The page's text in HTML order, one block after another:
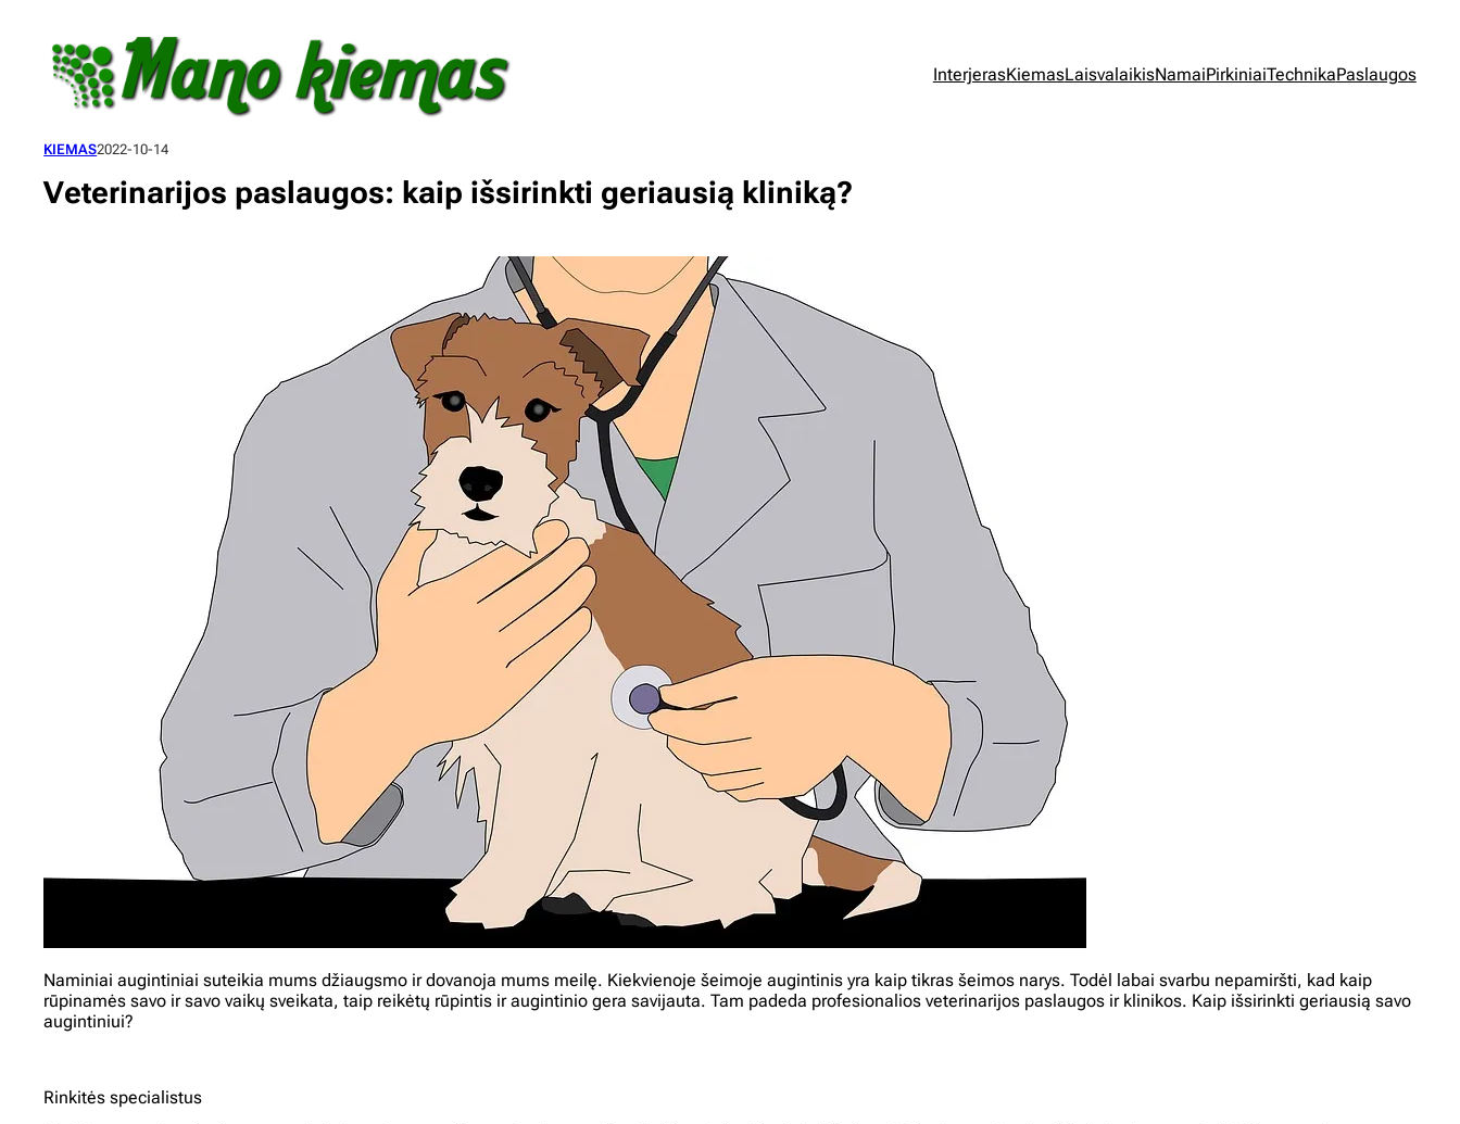
turinio
InterjerasKiemasLaisvalaikisNamaiPirkiniaiTechnikaPaslaugos
KIEMAS2022-10-14
Veterinarijos paslaugos: kaip išsirinkti geriausią kliniką?
Naminiai augintiniai suteikia mums džiaugsmo ir dovanoja mums meilę. Kiekvienoje šeimoje augintinis yra kaip tikras šeimos narys. Todėl labai svarbu nepamiršti, kad kaip
rūpinamės savo ir savo vaikų sveikata, taip reikėtų rūpintis ir augintinio gera savijauta. Tam padeda profesionalios veterinarijos paslaugos ir klinikos. Kaip išsirinkti geriausią savo
augintiniui?
Rinkitės specialistus